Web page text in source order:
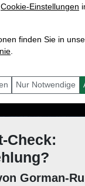
92.5 %
mit dieser Aktie erfolgreich
Check:
Gorman-
Cookie-Einstellungen
finden Sie in
.
Nur Notwendige